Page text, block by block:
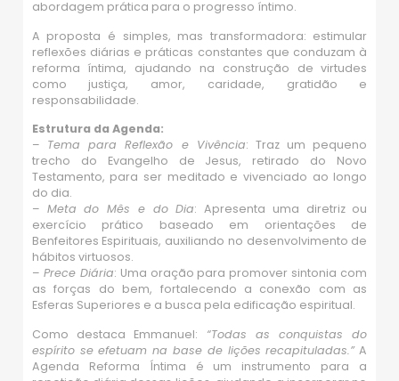
abordagem prática para o progresso íntimo.
A proposta é simples, mas transformadora: estimular
reflexões diárias e práticas constantes que conduzam à
reforma íntima, ajudando na construção de virtudes
como justiça, amor, caridade, gratidão e
responsabilidade.
Estrutura da Agenda:
– Tema para Reflexão e Vivência: Traz um pequeno
trecho do Evangelho de Jesus, retirado do Novo
Testamento, para ser meditado e vivenciado ao longo
do dia.
– Meta do Mês e do Dia: Apresenta uma diretriz ou
exercício prático baseado em orientações de
Benfeitores Espirituais, auxiliando no desenvolvimento de
hábitos virtuosos.
– Prece Diária: Uma oração para promover sintonia com
as forças do bem, fortalecendo a conexão com as
Esferas Superiores e a busca pela edificação espiritual.
Como destaca Emmanuel: “Todas as conquistas do
espírito se efetuam na base de lições recapituladas.”A
Agenda Reforma Íntima é um instrumento para a